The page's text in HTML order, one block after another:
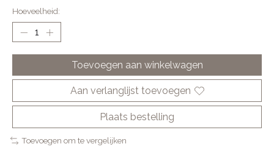
Hoeveelheid:
Toevoegen aan winkelwagen
Aan verlanglijst toevoegen
Plaats bestelling
Toevoegen om te vergelijken